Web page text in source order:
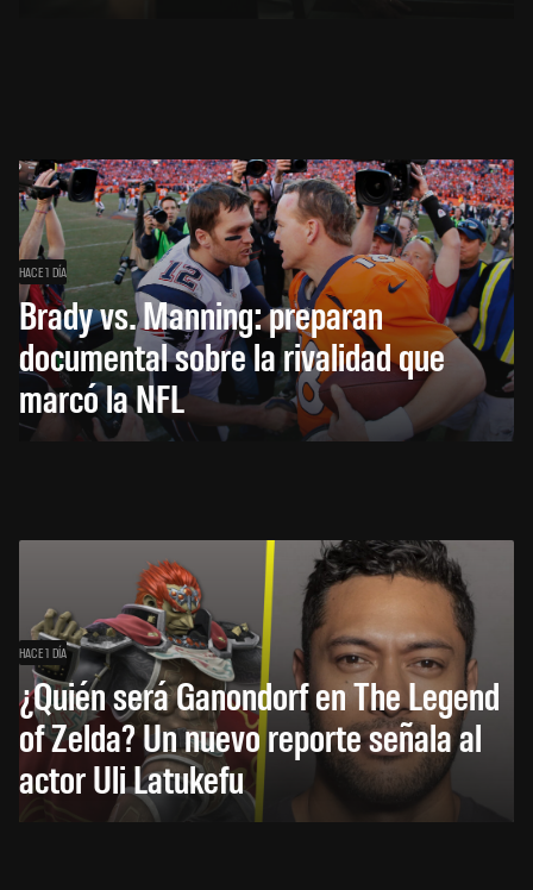
HACE 1 DÍA
Brady vs. Manning: preparan
documental sobre la rivalidad que
marcó la NFL
HACE 1 DÍA
¿Quién será Ganondorf en The Legend
of Zelda? Un nuevo reporte señala al
actor Uli Latukefu